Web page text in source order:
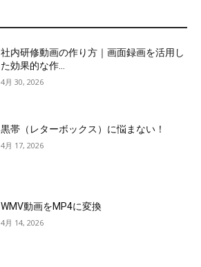
社内研修動画の作り方｜画面録画を活用し
た効果的な作...
4月 30, 2026
黒帯（レターボックス）に悩まない！
4月 17, 2026
WMV動画をMP4に変換
4月 14, 2026